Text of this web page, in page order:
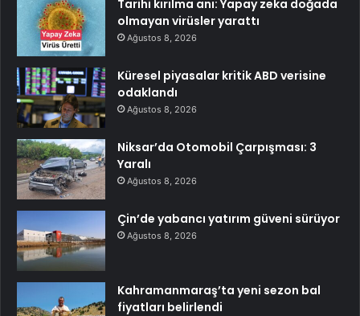
Tarihi kırılma anı: Yapay zeka doğada
olmayan virüsler yarattı
Ağustos 8, 2026
Küresel piyasalar kritik ABD verisine
odaklandı
Ağustos 8, 2026
Niksar’da Otomobil Çarpışması: 3
Yaralı
Ağustos 8, 2026
Çin’de yabancı yatırım güveni sürüyor
Ağustos 8, 2026
Kahramanmaraş’ta yeni sezon bal
fiyatları belirlendi